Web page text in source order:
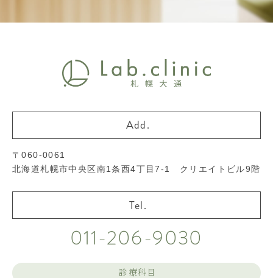
〒060-0061
北海道札幌市中央区南1条西4丁目7-1 クリエイトビル9階
011-206-9030
診療科目